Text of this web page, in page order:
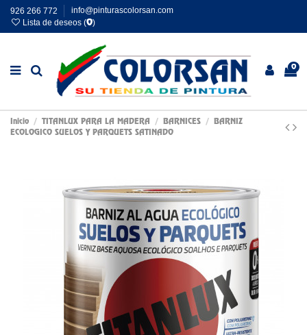
926 266 772
info@pinturascolorsan.com
Lista de deseos (0)
0
Inicio TITANLUX PARA LA MADERA BARNICES
BARNIZ
ECOLOGICO SUELOS Y PARQUETS SATINADO